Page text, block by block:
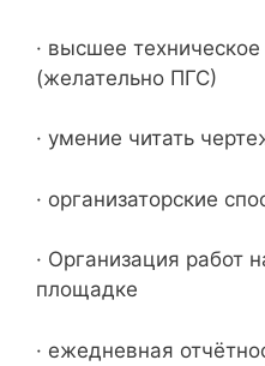
· высшее
(желательно ПГС)
· умение читать
· организаторские
· Организация работ
площадке
· ежедневная